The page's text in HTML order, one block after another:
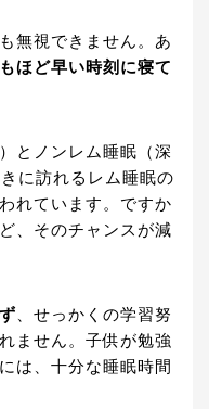
無視できません。あ
ほど早い時刻に寝て
とノンレム睡眠（深
に訪れるレム睡眠の
れています。ですか
、そのチャンスが減
、せっかくの学習努
ません。子供が勉強
は、十分な睡眠時間